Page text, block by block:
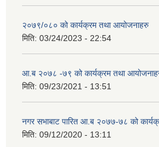
२०७९/०८० को कार्यक्रम तथा आयोजनाहरु
मिति: 03/24/2023 - 22:54
आ.ब २०७८ -७९ को कार्यक्रम तथा
मिति: 09/23/2021 - 13:51
नगर सभाबाट पारित आ.ब २०७७-७८ को
मिति: 09/12/2020 - 13:11